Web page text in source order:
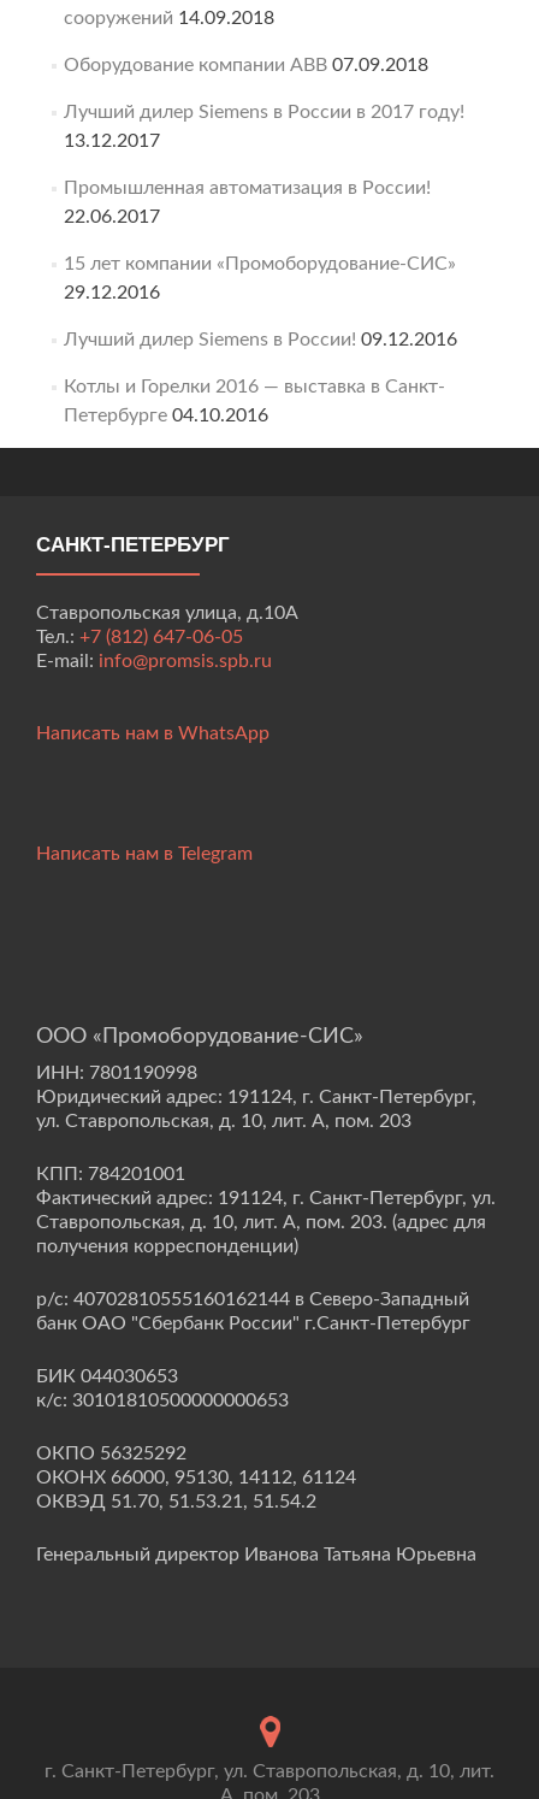
сооружений 14.09.2018
Оборудование компании ABB 07.09.2018
Лучший дилер Siemens в России в 2017 году!
13.12.2017
Промышленная автоматизация в России!
22.06.2017
15 лет компании «Промоборудование-СИС»
29.12.2016
Лучший дилер Siemens в России! 09.12.2016
Котлы и Горелки 2016 — выставка в Санкт-
Петербурге 04.10.2016
САНКТ-ПЕТЕРБУРГ
Ставропольская улица, д.10А
Тел.: +7 (812) 647-06-05
E-mail: info@promsis.spb.ru
Написать нам в WhatsApp
Написать нам в Telegram
ООО «Промоборудование-СИС»
ИНН: 7801190998
Юридический адрес: 191124, г. Санкт-Петербург,
ул. Ставропольская, д. 10, лит. А, пом. 203
КПП: 784201001
Фактический адрес: 191124, г. Санкт-Петербург, ул.
Ставропольская, д. 10, лит. А, пом. 203. (адрес для
получения корреспонденции)
р/с: 40702810555160162144 в Северо-Западный
банк ОАО "Сбербанк России" г.Санкт-Петербург
БИК 044030653
к/с: 30101810500000000653
ОКПО 56325292
ОКОНХ 66000, 95130, 14112, 61124
ОКВЭД 51.70, 51.53.21, 51.54.2
Генеральный директор Иванова Татьяна Юрьевна
г. Санкт-Петербург, ул. Ставропольская, д. 10, лит.